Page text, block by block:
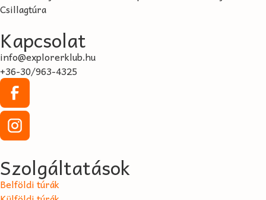
Csillagtúra
Kapcsolat
info@explorerklub.hu
+36-30/963-4325
Szolgáltatások
Belföldi túrák